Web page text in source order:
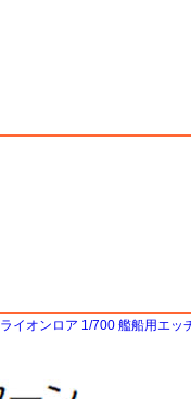
ライオンロア 1/700 艦船用エッ